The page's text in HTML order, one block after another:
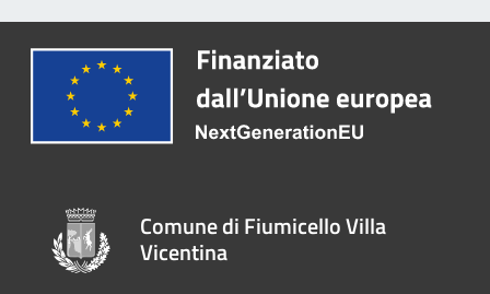
Comune di Fiumicello Villa
Vicentina